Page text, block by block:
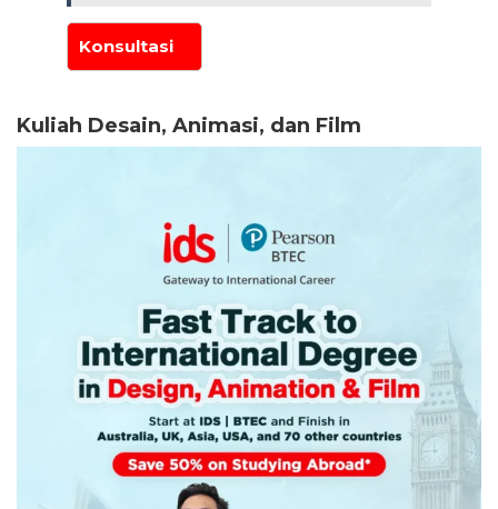
Kuliah Desain, Animasi, dan Film